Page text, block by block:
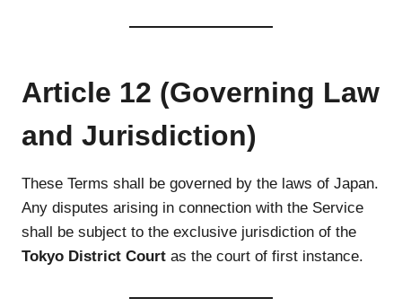
Article 12 (Governing Law
and Jurisdiction)
These Terms shall be governed by the laws of Japan.
Any disputes arising in connection with the Service
shall be subject to the exclusive jurisdiction of the
Tokyo District Court as the court of first instance.